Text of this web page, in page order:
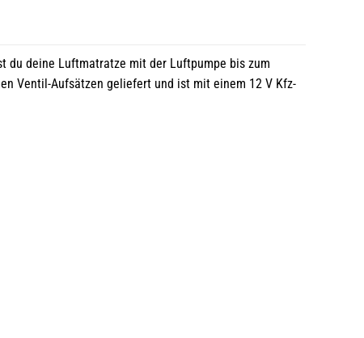
du deine Luftmatratze mit der Luftpumpe bis zum
Ventil-Aufsätzen geliefert und ist mit einem 12 V Kfz-